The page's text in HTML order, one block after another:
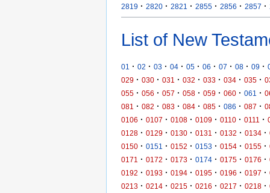
2819 · 2820 · 2821 · 2855 · 2856 · 2857 ·
List of New
01 · 02 · 03 · 04 · 05 · 06 · 07 · 08 · 09 ·
029 · 030 · 031 · 032 · 033 · 034 · 035 ·
055 · 056 · 057 · 058 · 059 · 060 · 061 ·
081
· 082 · 083 · 084 · 085 · 086 · 087 ·
0106 · 0107 · 0108 · 0109 · 0110 · 0111 ·
0128 · 0129 · 0130 · 0131 · 0132 · 0134 ·
0150 · 0151 · 0152 · 0153 · 0154 · 0155 ·
0171
· 0172 · 0173 · 0174 · 0175 · 0176 ·
0192 · 0193 · 0194 · 0195 · 0196 · 0197 ·
0213 · 0214 · 0215 · 0216 · 0217 · 0218 ·